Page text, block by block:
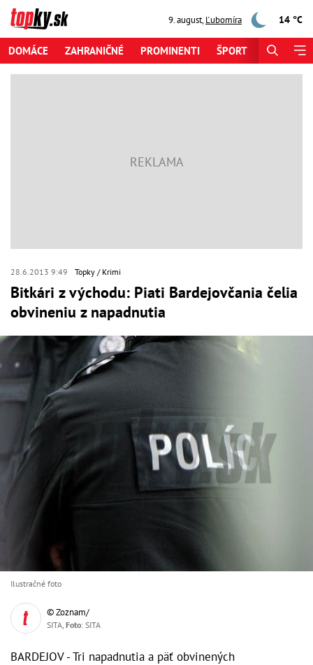
9. august,Ľubomíra 14 °C
DOMÁCE ZAHRANIČNÉ PROMINENTI ŠPORT
28.6.2013 9:49 Topky Krimi
Bitkári z východu: Piati Bardejovčania čelia
obvineniu z napadnutia
Ilustračné foto
© Zoznam/
SITA, Foto: SITA
BARDEJOV - Tri napadnutia a päť obvinených